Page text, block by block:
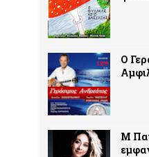
Ο
Μ